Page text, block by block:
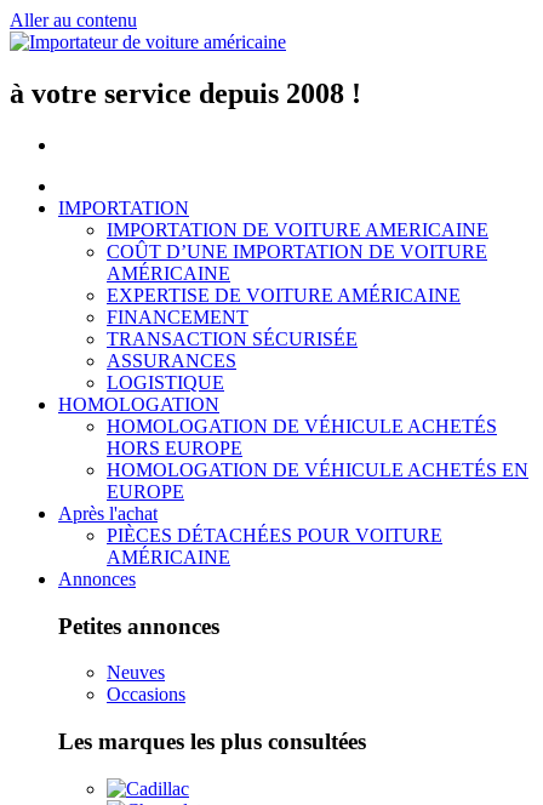
Aller au contenu
à votre service depuis 2008 !
IMPORTATION
IMPORTATION DE VOITURE AMERICAINE
COÛT D’UNE IMPORTATION DE VOITURE
AMÉRICAINE
EXPERTISE DE VOITURE AMÉRICAINE
FINANCEMENT
TRANSACTION SÉCURISÉE
ASSURANCES
LOGISTIQUE
HOMOLOGATION
HOMOLOGATION DE VÉHICULE ACHETÉS
HORS EUROPE
HOMOLOGATION DE VÉHICULE ACHETÉS EN
EUROPE
Après l'achat
PIÈCES DÉTACHÉES POUR VOITURE
AMÉRICAINE
Annonces
Petites annonces
Neuves
Occasions
Les marques les plus consultées